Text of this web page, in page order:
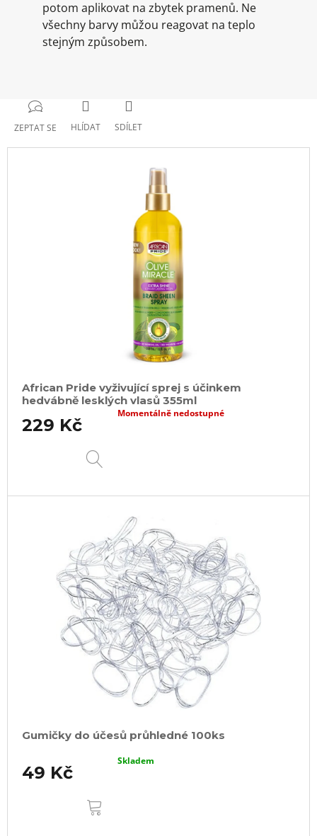
potom aplikovat na zbytek pramenů. Ne
všechny barvy můžou reagovat na teplo
stejným způsobem.
ZEPTAT SE HLÍDAT SDÍLET
African Pride vyživující sprej s účinkem
hedvábně lesklých vlasů 355ml
229 Kč
Momentálně nedostupné
Gumičky do účesů průhledné 100ks
49 Kč
Skladem